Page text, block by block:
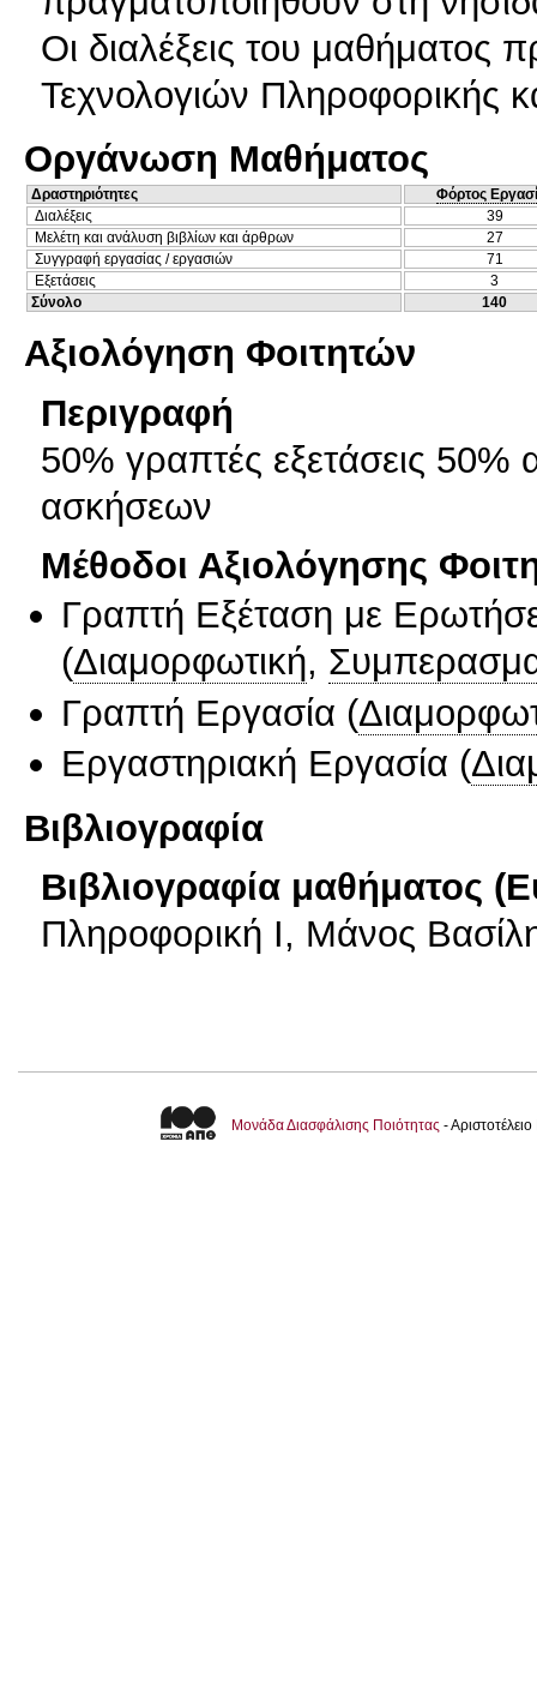
Οι διαλέξεις του μαθήματος
Τεχνολογιών Πληροφορικής
Οργάνωση Μαθήματος
Δραστηριότητες
Φόρτος
Διαλέξεις
39
Μελέτη και ανάλυση βιβλίων και άρθρων
27
Συγγραφή εργασίας / εργασιών
71
Εξετάσεις
3
Σύνολο
140
Αξιολόγηση Φοιτητών
Περιγραφή
50% γραπτές εξετάσεις 50%
ασκήσεων
Μέθοδοι Αξιολόγησης
Γραπτή Εξέταση με
(Διαμορφωτική,
Γραπτή Εργασία (
Εργαστηριακή Εργασία (
Βιβλιογραφία
Βιβλιογραφία μαθήματος
Πληροφορική Ι, Μάνος
Μονάδα Διασφάλισης Ποιότητας -